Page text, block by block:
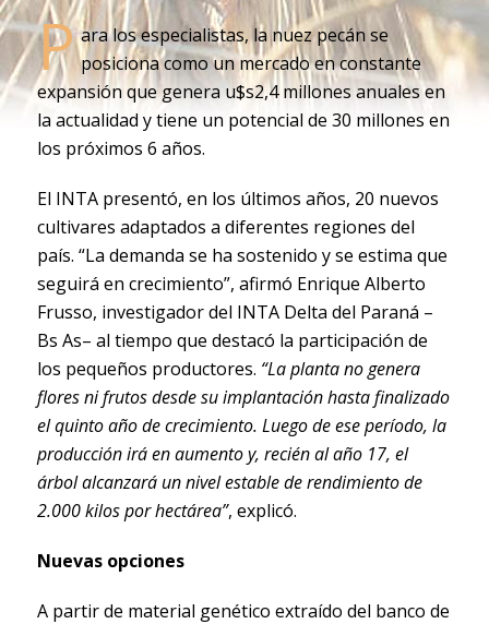
P ara los especialistas, la nuez pecán se
posiciona como un mercado en constante
expansión que genera u$s2,4 millones anuales en
la actualidad y tiene un potencial de 30 millones en
los próximos 6 años.
El INTA presentó, en los últimos años, 20 nuevos
cultivares adaptados a diferentes regiones del
país. “La demanda se ha sostenido y se estima que
seguirá en crecimiento”, afirmó Enrique Alberto
Frusso, investigador del INTA Delta del Paraná –
Bs As– al tiempo que destacó la participación de
los pequeños productores. “La planta no genera
flores ni frutos desde su implantación hasta finalizado
el quinto año de crecimiento. Luego de ese período, la
producción irá en aumento y, recién al año 17, el
árbol alcanzará un nivel estable de rendimiento de
2.000 kilos por hectárea”, explicó.
Nuevas opciones
A partir de material genético extraído del banco de